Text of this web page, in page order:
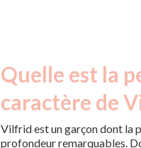
Quelle est la
caractère de
Vilfrid est un garçon dont la
profondeur remarquables.